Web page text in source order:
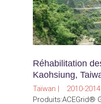
Réhabilitation
Kaohsiung,
Taïwan | 2010-2014
Produits:ACEGrid®